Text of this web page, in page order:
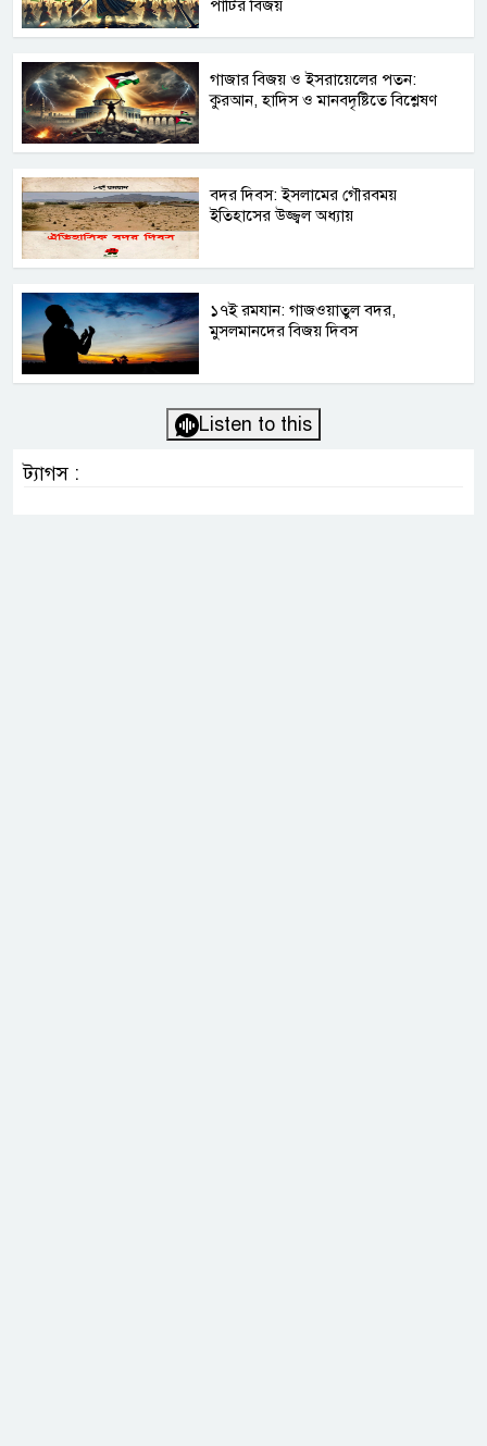
পার্টির বিজয়
গাজার বিজয় ও ইসরায়েলের পতন:
কুরআন, হাদিস ও মানবদৃষ্টিতে বিশ্লেষণ
বদর দিবস: ইসলামের গৌরবময়
ইতিহাসের উজ্জ্বল অধ্যায়
১৭ই রমযান: গাজওয়াতুল বদর,
মুসলমানদের বিজয় দিবস
Listen to this
ট্যাগস :